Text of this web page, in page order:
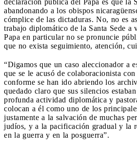
abandonando a los obispos
cómplice de las dictaduras. No, no es
trabajo diplomático de la Santa Sede a
Papa en particular no se pronuncie
que no exista seguimiento, atención,
“Digamos que un caso aleccionador a
que se le acusó de colaboracionista
conforme se han ido abriendo los
quedado claro que sus silencios
profunda actividad diplomática y
colocan a él como uno de los
justamente a la salvación de muchas
judíos, y a la pacificación gradual y la
en la guerra y en la posguerra”.